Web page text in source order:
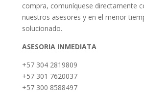
compra, comuníquese directamente
nuestros asesores y en el menor
solucionado.
ASESORIA INMEDIATA
+57 304 2819809
+57 301 7620037
+57 300 8588497